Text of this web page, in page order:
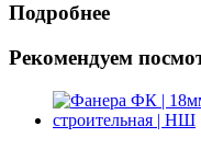
Подробнее
Рекомендуем